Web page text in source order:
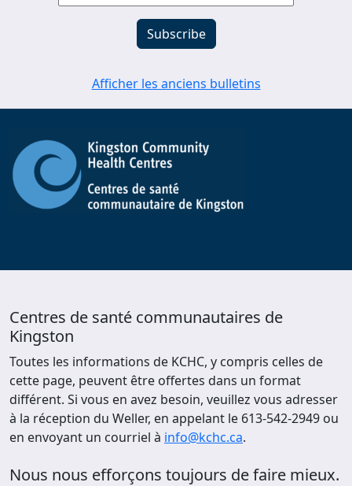
Afficher les anciens bulletins
Centres de santé communautaires de
Kingston
Toutes les informations de KCHC, y compris celles de
cette page, peuvent être offertes dans un format
différent. Si vous en avez besoin, veuillez vous adresser
à la réception du Weller, en appelant le 613-542-2949 ou
en envoyant un courriel à info@kchc.ca.
Nous nous efforçons toujours de faire mieux.